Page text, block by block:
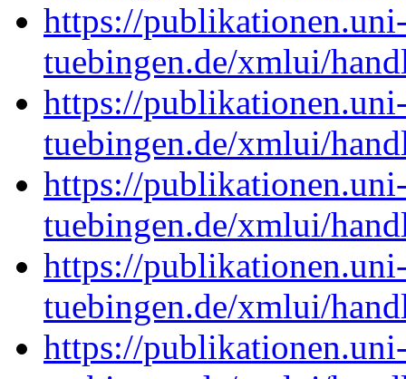
https://
tuebingen.de/xmlui/
https://
tuebingen.de/xmlui/
https://
tuebingen.de/xmlui/
https://
tuebingen.de/xmlui/
https://